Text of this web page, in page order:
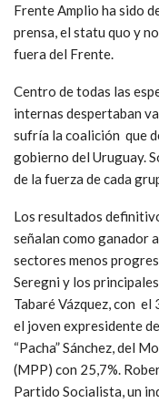
Frente Amplio ha sido
prensa, el statu quo y
fuera del Frente.
Centro de todas las
internas despertaban
sufría la coalición que
gobierno del Uruguay.
de la fuerza de cada
Los resultados
señalan como ganador
sectores menos
Seregni y los
Tabaré Vázquez, con
el joven expresidente
“Pacha” Sánchez, del
(MPP) con 25,7%.
Partido Socialista, un